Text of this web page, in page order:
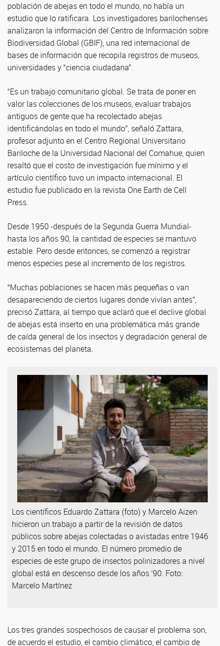
población de abejas en todo el mundo, no había un
estudio que lo ratificara. Los investigadores barilochenses
analizaron la información del Centro de Información sobre
Biodiversidad Global (GBIF), una red internacional de
bases de información que recopila registros de museos,
universidades y “ciencia ciudadana”.
“Es un trabajo comunitario global. Se trata de poner en
valor las colecciones de los museos, evaluar trabajos
antiguos de gente que ha recolectado abejas
identificándolas en todo el mundo”, señaló Zattara,
profesor adjunto en el Centro Regional Universitario
Bariloche de la Universidad Nacional del Comahue, quien
resaltó que el costo de investigación fue mínimo y el
artículo científico tuvo un impacto internacional. El
estudio fue publicado en la revista One Earth de Cell
Press.
Desde 1950 -después de la Segunda Guerra Mundial-
hasta los años 90, la cantidad de especies se mantuvo
estable. Pero desde entonces, se comenzó a registrar
menos especies pese al incremento de los registros.
“Muchas poblaciones se hacen más pequeñas o van
desapareciendo de ciertos lugares donde vivían antes”,
precisó Zattara, al tiempo que aclaró que el declive global
de abejas está inserto en una problemática más grande
de caída general de los insectos y degradación general de
ecosistemas del planeta.
Los científicos Eduardo Zattara (foto) y Marcelo Aizen
hicieron un trabajo a partir de la revisión de datos
públicos sobre abejas colectadas o avistadas entre 1946
y 2015 en todo el mundo. El número promedio de
especies de este grupo de insectos polinizadores a nivel
global está en descenso desde los años ‘90. Foto:
Marcelo Martínez
Los tres grandes sospechosos de causar el problema son,
de acuerdo el estudio, el cambio climático, el cambio de